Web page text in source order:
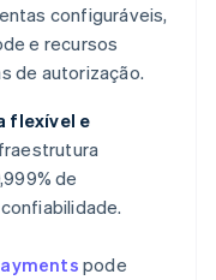
configuráveis,
e recursos
de autorização.
flexível e
de
pode